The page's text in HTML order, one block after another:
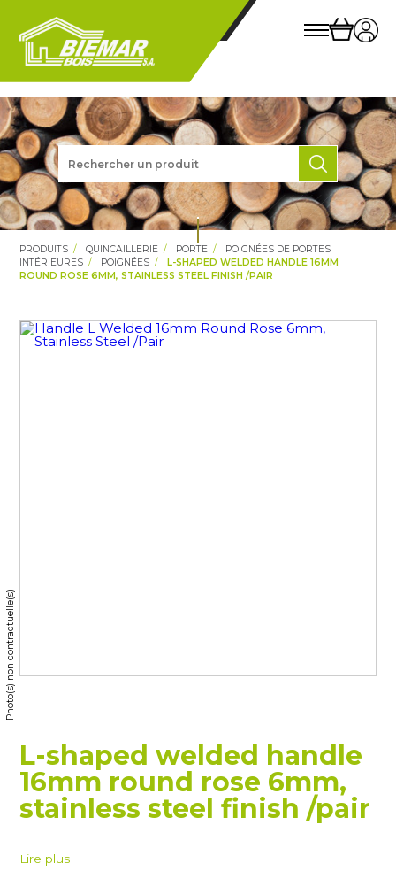
PRODUITS QUINCAILLERIE PORTE
POIGNÉES DE PORTES
INTÉRIEURES
POIGNÉES
L-SHAPED WELDED HANDLE 16MM
ROUND ROSE 6MM, STAINLESS STEEL FINISH /PAIR
Photo(s) non contractuelle(s)
L-shaped welded handle
16mm round rose 6mm,
stainless steel finish /pair
Lire plus